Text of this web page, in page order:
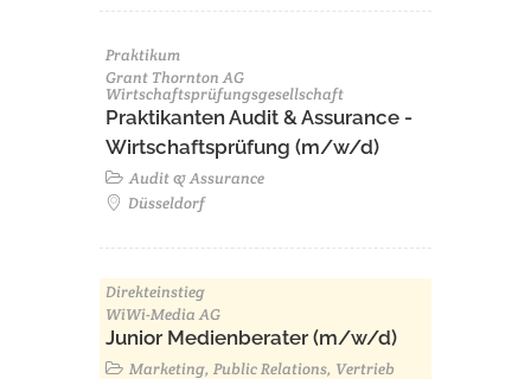
Praktikum
Grant Thornton AG
Wirtschaftsprüfungsgesellschaft
Praktikanten Audit & Assurance -
Wirtschaftsprüfung (m/w/d)
Audit & Assurance
Düsseldorf
Direkteinstieg
WiWi-Media AG
Junior Medienberater (m/w/d)
Marketing, Public Relations, Vertrieb